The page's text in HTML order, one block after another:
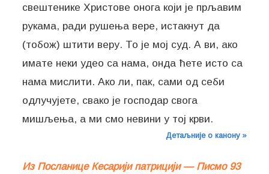
свештенике Христове онога који је прљавим
рукама, ради рушења вере, истакнут да
(тобож) штити веру. То је мој суд. А ви, ако
имате неки удео са нама, онда ћете исто са
нама мислити. Ако ли, пак, сами од себи
одлучујете, свако је господар свога
мишљења, а ми смо невини у тој крви.
Детаљније о канону »
Из Посланице Кесарији патрицији — Писмо 93